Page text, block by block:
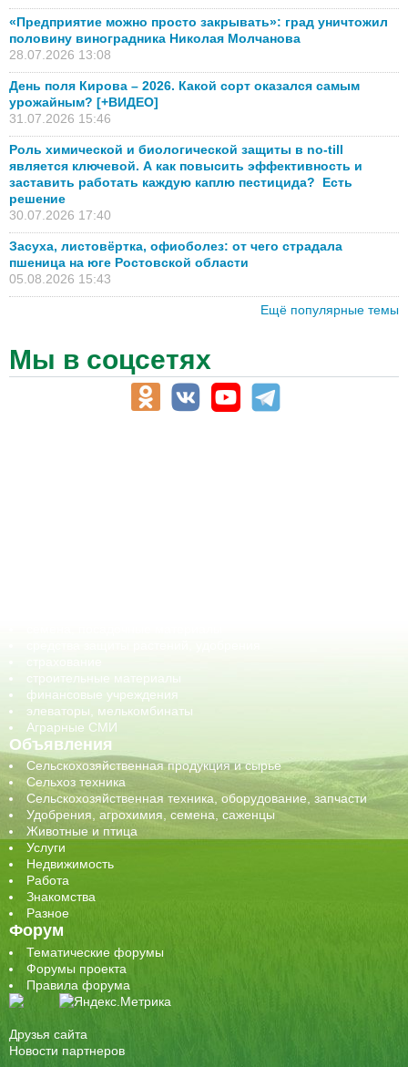
«Предприятие можно просто закрывать»: град уничтожил
половину виноградника Николая Молчанова
28.07.2026 13:08
День поля Кирова – 2026. Какой сорт оказался самым
урожайным? [+ВИДЕО]
31.07.2026 15:46
Роль химической и биологической защиты в no-till
является ключевой. А как повысить эффективность и
заставить работать каждую каплю пестицида? Есть
решение
30.07.2026 17:40
Засуха, листовёртка, офиоболез: от чего страдала
пшеница на юге Ростовской области
05.08.2026 15:43
Ещё популярные темы
Мы в соцсетях
строительные материалы
финансовые учреждения
элеваторы, мелькомбинаты
Аграрные СМИ
Объявления
Сельскохозяйственная продукция и сырье
Сельхоз техника
Сельскохозяйственная техника, оборудование, запчасти
Удобрения, агрохимия, семена, саженцы
Животные и птица
Услуги
Недвижимость
Работа
Знакомства
Разное
Форум
Тематические форумы
Форумы проекта
Правила форума
Друзья сайта
Новости партнеров